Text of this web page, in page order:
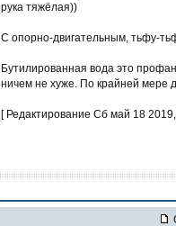
рука тяжёлая))
С опорно-двигательным, тьфу-
Бутилированная вода это
ничем не хуже. По крайней мере
[ Редактирование Сб май 18